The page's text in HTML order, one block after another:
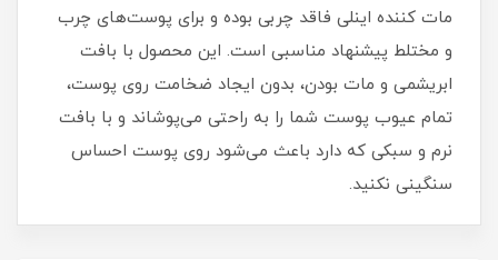
مات کننده اینلی فاقد چربی بوده و برای پوست‌های چرب
و مختلط پیشنهاد مناسبی است. این محصول با بافت
ابریشمی و مات بودن، بدون ایجاد ضخامت روی پوست،
تمام عیوب پوست شما را به راحتی می‌پوشاند و با بافت
نرم و سبکی که دارد باعث می‌شود روی پوست احساس
سنگینی نکنید.